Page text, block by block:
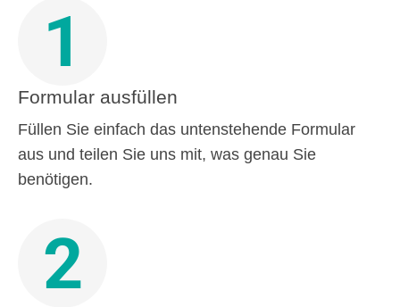
1
Formular ausfüllen
Füllen Sie einfach das untenstehende Formular
aus und teilen Sie uns mit, was genau Sie
benötigen.
2